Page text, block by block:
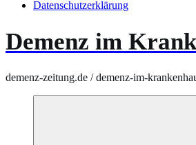
Datenschutzerklärung
Demenz im
demenz-zeitung.de / demenz-im-